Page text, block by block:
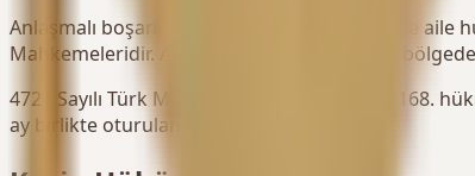
Anlaşmalı boşanma davası başta olmak üzere aile
Mahkemeleridir. Ancak eşlerin ikamet ettiği
4721 Sayılı Türk Medeni Kanunu'nun (TMK) 168.
ay birlikte oturulan yer mahkemesidir.